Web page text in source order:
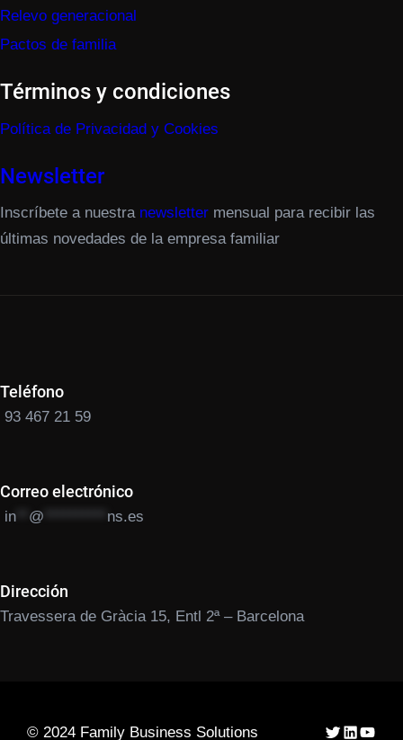
Relevo generacional
Pactos de familia
Términos y condiciones
Política de Privacidad y Cookies
Newsletter
Inscríbete a nuestra newsletter mensual para recibir las
últimas novedades de la empresa familiar
Teléfono
93 467 21 59
Correo electrónico
in @ ns.es
Dirección
Travessera de Gràcia 15, Entl 2ª – Barcelona
© 2024 Family Business Solutions